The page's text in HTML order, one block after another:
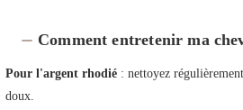
Comment entretenir ma
Pour l'argent rhodié : nettoyez
doux.